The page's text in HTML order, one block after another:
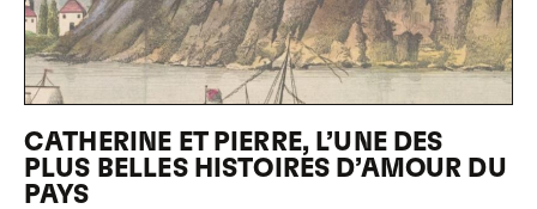
CATHERINE ET PIERRE, L’UNE DES
PLUS BELLES HISTOIRES D’AMOUR DU
PAYS